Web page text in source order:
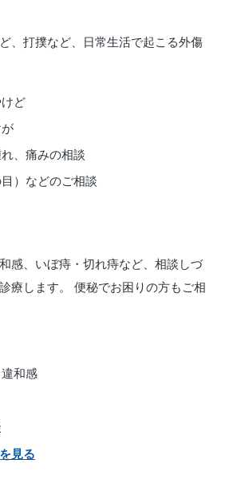
、打撲など、日常生活で起こる外傷
ど
、痛みの相談
）などのご相談
感、いぼ痔・切れ痔など、相談しづ
療します。 便秘でお困りの方もご相
和感
見る